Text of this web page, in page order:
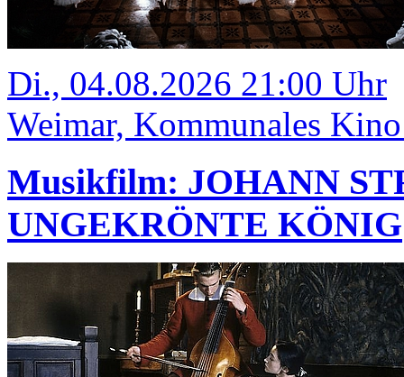
Di., 04.08.2026 21:00 Uhr
Weimar, Kommunales
Musikfilm: JOHANN
UNGEKRÖNTE KÖNIG